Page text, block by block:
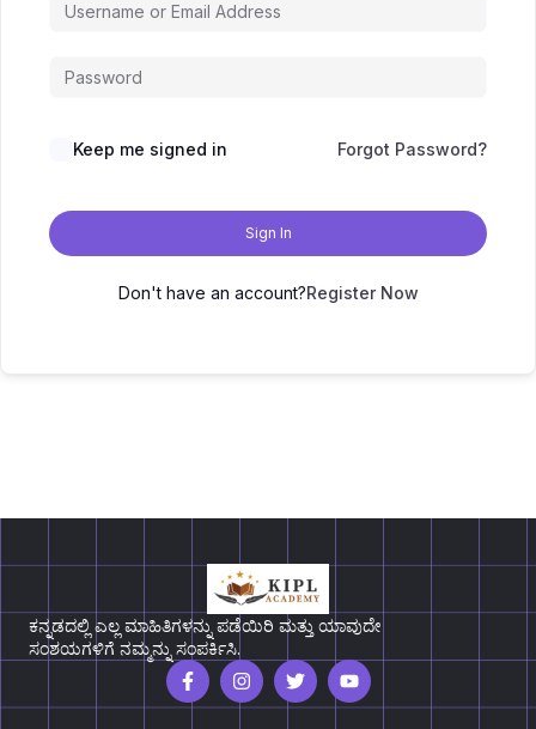
Keep me signed in Forgot Password?
Sign In
Don't have an account?Register Now
ಕನ್ನಡದಲ್ಲಿ ಎಲ್ಲ ಮಾಹಿತಿಗಳನ್ನು ಪಡೆಯಿರಿ ಮತ್ತು ಯಾವುದೇ
ಸಂಶಯಗಳಿಗೆ ನಮ್ಮನ್ನು ಸಂಪರ್ಕಿಸಿ.